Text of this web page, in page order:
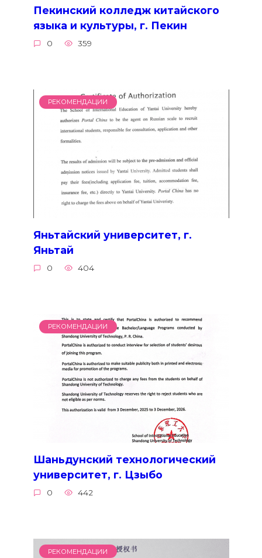
Пекинский колледж китайского
языка и культуры, г. Пекин
0 359
РЕКОМЕНДАЦИИ
Яньтайский университет, г.
Яньтай
0 404
РЕКОМЕНДАЦИИ
Шаньдунский технологический
университет, г. Цзыбо
0 442
РЕКОМЕНДАЦИИ